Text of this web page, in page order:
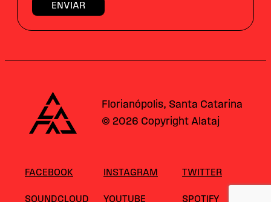
Alataj
Florianópolis, Santa Catarina
© 2026 Copyright Alataj
FACEBOOK INSTAGRAM TWITTER
SOUNDCLOUD YOUTUBE SPOTIFY